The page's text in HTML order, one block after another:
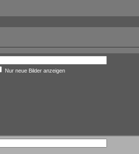
Nur neue Bilder anzeigen